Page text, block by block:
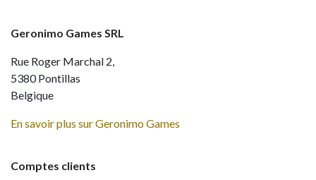
Comptes clients
Geronimo Games SRL
Rue Roger Marchal 2,
5380 Pontillas
Belgique
En savoir plus sur Geronimo Games